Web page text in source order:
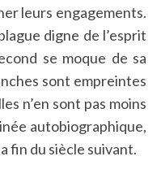
leurs engagements.
digne de l’esprit
se moque de sa
sont empreintes
n’en sont pas moins
autobiographique,
fin du siècle suivant.